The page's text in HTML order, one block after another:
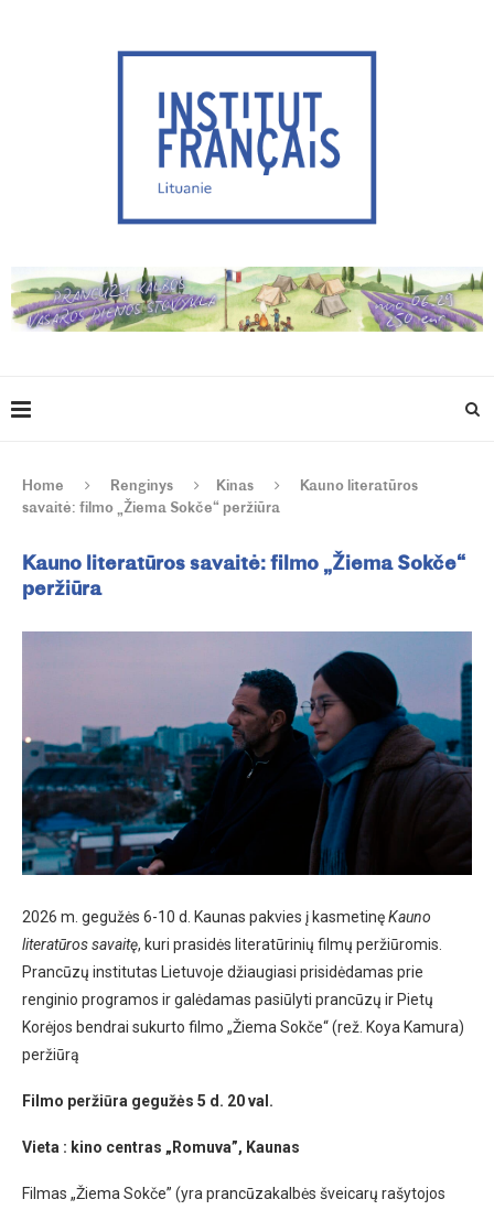
Home Renginys Kinas
Kauno literatūros
savaitė: filmo „Žiema Sokče“ peržiūra
Kauno literatūros savaitė: filmo „Žiema Sokče“
peržiūra
2026 m. gegužės 6-10 d. Kaunas pakvies į kasmetinęKauno
literatūros savaitę, kuri prasidės literatūrinių filmų peržiūromis.
Prancūzų institutas Lietuvoje džiaugiasi prisidėdamas prie
renginio programos ir galėdamas pasiūlyti prancūzų ir Pietų
Korėjos bendrai sukurto filmo „Žiema Sokče“ (rež. Koya Kamura)
peržiūrą
Filmo peržiūra gegužės 5 d. 20 val.
Vieta : kino centras „Romuva”, Kaunas
Filmas „Žiema Sokče” (yra prancūzakalbės šveicarų rašytojos